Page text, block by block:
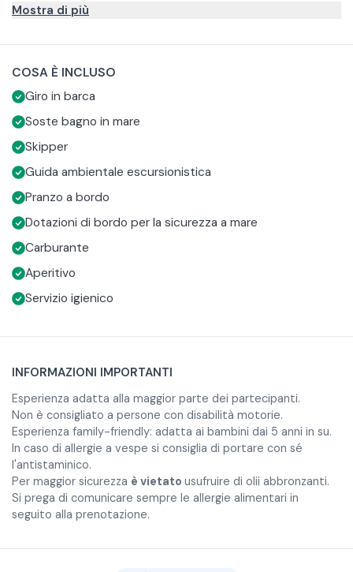
un'escursione che unisce natura, relax e confort.
base ai venti per garantirvi sempre le condizioni migliori.
A bordo sarete accolto da un fresco aperitivo servito
durante la mattinata, seguito da un primo a base di pesce
preparato con ingredienti freschi e locali e servito
comodamente al tavolo.
Con un pò di fortuna, durante la traversata potrete anche
vivere l'emozione di avvistare i delfini che spesso
Mostra di più
COSA È INCLUSO
Giro in barca
Soste bagno in mare
Skipper
Guida ambientale escursionistica
Pranzo a bordo
Dotazioni di bordo per la sicurezza a mare
Carburante
Aperitivo
Servizio igienico
INFORMAZIONI IMPORTANTI
Esperienza adatta alla maggior parte dei partecipanti.
Non è consigliato a persone con disabilità motorie.
Esperienza family-friendly: adatta ai bambini dai 5 anni in su.
In caso di allergie a vespe si consiglia di portare con sé
l'antistaminico.
Per maggior sicurezza è vietato usufruire di olii abbronzanti.
Si prega di comunicare sempre le allergie alimentari in
seguito alla prenotazione.